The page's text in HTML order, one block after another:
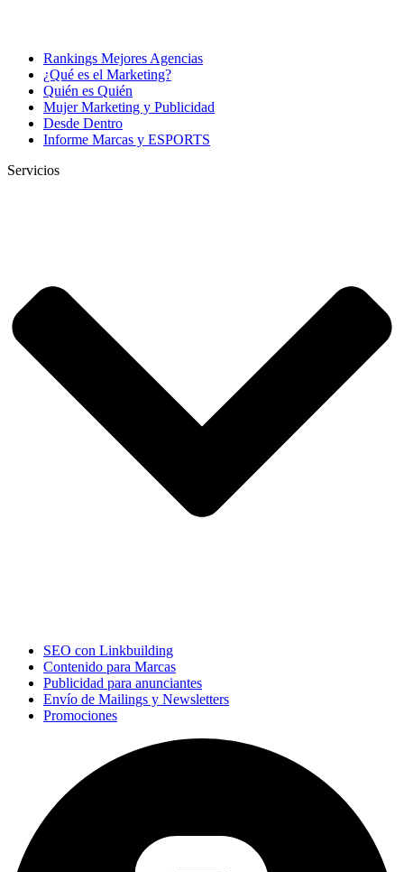
Rankings Mejores Agencias
¿Qué es el Marketing?
Quién es Quién
Mujer Marketing y Publicidad
Desde Dentro
Informe Marcas y ESPORTS
Servicios
SEO con Linkbuilding
Contenido para Marcas
Publicidad para anunciantes
Envío de Mailings y Newsletters
Promociones